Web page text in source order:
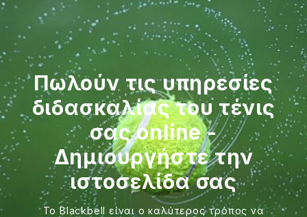
Πωλούν τις υπηρεσίες
διδασκαλίας του τένις
σας online -
Δημιουργήστε την
ιστοσελίδα σας
Το Blackbell είναι ο καλύτερος τρόπος να